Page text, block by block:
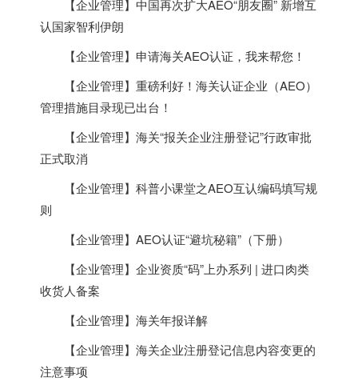
【企业管理】中国再次扩大AEO“朋友圈” 新增互
认国家智利伊朗
【企业管理】申请海关AEO认证，我来帮您！
【企业管理】重磅利好！海关认证企业（AEO）
管理措施目录现已出台！
【企业管理】海关“报关企业注册登记”行政审批
正式取消
【企业管理】科普小课堂之AEO互认编码填写规
则
【企业管理】AEO认证“避坑秘籍”（下册）
【企业管理】企业资质“码”上办系列 | 进口肉类
收货人备案
【企业管理】海关年报详解
【企业管理】海关企业注册登记信息内容变更的
注意事项